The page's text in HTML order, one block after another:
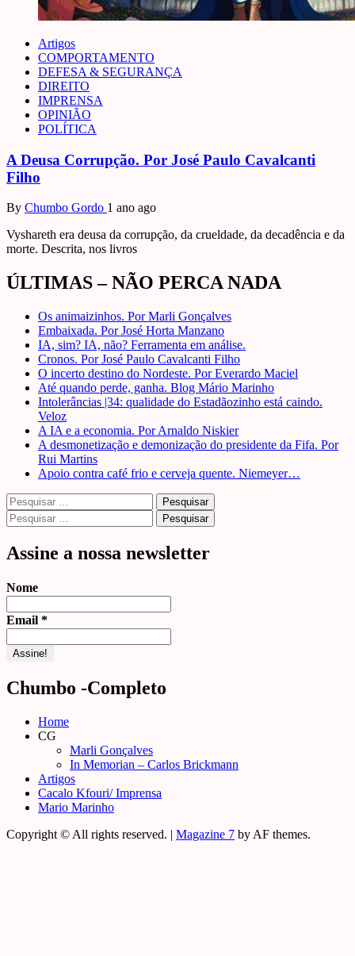
Artigos
COMPORTAMENTO
DEFESA & SEGURANÇA
DIREITO
IMPRENSA
OPINIÃO
POLÍTICA
A Deusa Corrupção. Por José Paulo Cavalcanti
Filho
By Chumbo Gordo 1 ano ago
Vyshareth era deusa da corrupção, da crueldade, da decadência e da
morte. Descrita, nos livros
ÚLTIMAS – NÃO PERCA NADA
Os animaizinhos. Por Marli Gonçalves
Embaixada. Por José Horta Manzano
IA, sim? IA, não? Ferramenta em análise.
Cronos. Por José Paulo Cavalcanti Filho
O incerto destino do Nordeste. Por Everardo Maciel
Até quando perde, ganha. Blog Mário Marinho
Intolerâncias |34: qualidade do Estadãozinho está caindo.
Veloz
A IA e a economia. Por Arnaldo Niskier
A desmonetização e demonização do presidente da Fifa. Por
Rui Martins
Apoio contra café frio e cerveja quente. Niemeyer…
Pesquisar
por:
Pesquisar
por:
Assine a nossa newsletter
Nome
Email *
Chumbo -Completo
Home
CG
Marli Gonçalves
In Memorian – Carlos Brickmann
Artigos
Cacalo Kfouri/ Imprensa
Mario Marinho
Copyright © All rights reserved. | Magazine 7 by AF themes.